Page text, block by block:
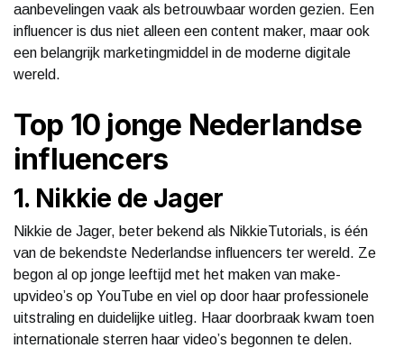
aanbevelingen vaak als betrouwbaar worden gezien. Een
influencer is dus niet alleen een content maker, maar ook
een belangrijk marketingmiddel in de moderne digitale
wereld.
Top 10 jonge Nederlandse
influencers
1. Nikkie de Jager
Nikkie de Jager, beter bekend als NikkieTutorials, is één
van de bekendste Nederlandse influencers ter wereld. Ze
begon al op jonge leeftijd met het maken van make-
upvideo’s op YouTube en viel op door haar professionele
uitstraling en duidelijke uitleg. Haar doorbraak kwam toen
internationale sterren haar video’s begonnen te delen.